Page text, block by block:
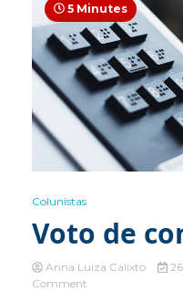
5 Minutes
Colunistas
Voto de
Anna Luiza Calixto 26
Comment